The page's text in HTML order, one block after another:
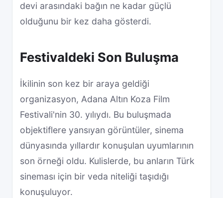
devi arasındaki bağın ne kadar güçlü
olduğunu bir kez daha gösterdi.
Festivaldeki Son Buluşma
İkilinin son kez bir araya geldiği
organizasyon, Adana Altın Koza Film
Festivali'nin 30. yılıydı. Bu buluşmada
objektiflere yansıyan görüntüler, sinema
dünyasında yıllardır konuşulan uyumlarının
son örneği oldu. Kulislerde, bu anların Türk
sineması için bir veda niteliği taşıdığı
konuşuluyor.